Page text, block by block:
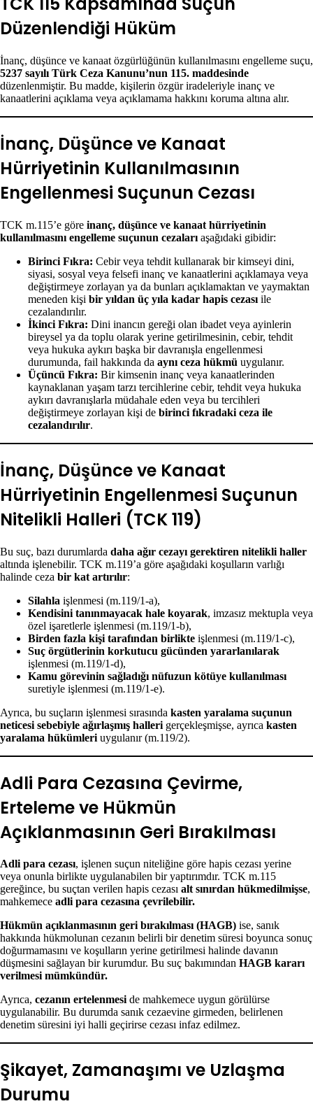
Düzenlendiği Hüküm
İnanç, düşünce ve kanaat özgürlüğünün kullanılmasını engelleme suçu,
5237 sayılı Türk Ceza Kanunu’nun 115. maddesinde
düzenlenmiştir. Bu madde, kişilerin özgür iradeleriyle inanç ve
kanaatlerini açıklama veya açıklamama hakkını koruma altına alır.
İnanç, Düşünce ve Kanaat
Hürriyetinin Kullanılmasının
Engellenmesi Suçunun Cezası
TCK m.115’e göre inanç, düşünce ve kanaat hürriyetinin
kullanılmasını engelleme suçunun cezaları aşağıdaki gibidir:
Birinci Fıkra: Cebir veya tehdit kullanarak bir kimseyi dini,
siyasi, sosyal veya felsefi inanç ve kanaatlerini açıklamaya veya
değiştirmeye zorlayan ya da bunları açıklamaktan ve yaymaktan
meneden kişi bir yıldan üç yıla kadar hapis cezası ile
cezalandırılır.
İkinci Fıkra: Dini inancın gereği olan ibadet veya ayinlerin
bireysel ya da toplu olarak yerine getirilmesinin, cebir, tehdit
veya hukuka aykırı başka bir davranışla engellenmesi
durumunda, fail hakkında da aynı ceza hükmü uygulanır.
Üçüncü Fıkra: Bir kimsenin inanç veya kanaatlerinden
kaynaklanan yaşam tarzı tercihlerine cebir, tehdit veya hukuka
aykırı davranışlarla müdahale eden veya bu tercihleri
değiştirmeye zorlayan kişi de birinci fıkradaki ceza ile
cezalandırılır.
İnanç, Düşünce ve Kanaat
Hürriyetinin Engellenmesi Suçunun
Nitelikli Halleri (TCK 119)
Bu suç, bazı durumlarda daha ağır cezayı gerektiren nitelikli haller
altında işlenebilir. TCK m.119’a göre aşağıdaki koşulların varlığı
halinde ceza bir kat artırılır:
Silahla işlenmesi (m.119/1-a),
Kendisini tanınmayacak hale koyarak, imzasız mektupla veya
özel işaretlerle işlenmesi (m.119/1-b),
Birden fazla kişi tarafından birlikte işlenmesi (m.119/1-c),
Suç örgütlerinin korkutucu gücünden yararlanılarak
işlenmesi (m.119/1-d),
Kamu görevinin sağladığı nüfuzun kötüye kullanılması
suretiyle işlenmesi (m.119/1-e).
Ayrıca, bu suçların işlenmesi sırasında kasten yaralama suçunun
neticesi sebebiyle ağırlaşmış halleri gerçekleşmişse, ayrıca kasten
yaralama hükümleri uygulanır (m.119/2).
Adli Para Cezasına Çevirme,
Erteleme ve Hükmün
Açıklanmasının Geri Bırakılması
Adli para cezası, işlenen suçun niteliğine göre hapis cezası yerine
veya onunla birlikte uygulanabilen bir yaptırımdır. TCK m.115
gereğince, bu suçtan verilen hapis cezası alt sınırdan hükmedilmişse,
mahkemece adli para cezasına çevrilebilir.
Hükmün açıklanmasının geri bırakılması (HAGB) ise, sanık
hakkında hükmolunan cezanın belirli bir denetim süresi boyunca sonuç
doğurmamasını ve koşulların yerine getirilmesi halinde davanın
düşmesini sağlayan bir kurumdur. Bu suç bakımından HAGB kararı
verilmesi mümkündür.
Ayrıca, cezanın ertelenmeside mahkemece uygun görülürse
uygulanabilir. Bu durumda sanık cezaevine girmeden, belirlenen
denetim süresini iyi halli geçirirse cezası infaz edilmez.
Şikayet, Zamanaşımı ve Uzlaşma
Durumu